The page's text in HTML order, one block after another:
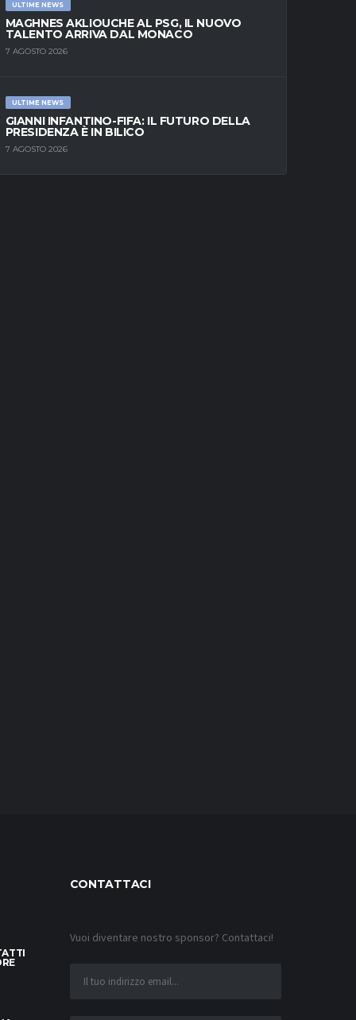
ULTIME NEWS
MAGHNES AKLIOUCHE AL PSG, IL NUOVO
TALENTO ARRIVA DAL MONACO
7 AGOSTO 2026
ULTIME NEWS
GIANNI INFANTINO-FIFA: IL FUTURO DELLA
PRESIDENZA È IN BILICO
7 AGOSTO 2026
CONTATTACI
Vuoi diventare nostro sponsor? Contattaci!